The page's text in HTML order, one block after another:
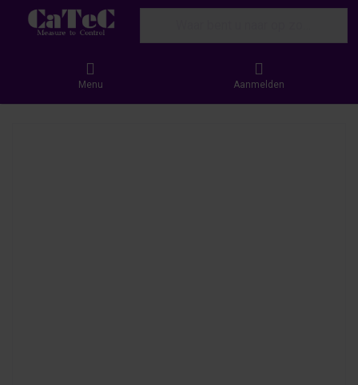
Menu Aanmelden